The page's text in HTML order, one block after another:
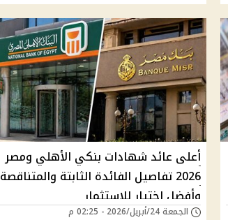
أعلى عائد شهادات بنكي الأهلي ومصر
2026 تفاصيل الفائدة الثابتة والمتناقصة
وأفضل اختيار للاستثمار
الجمعة 24/أبريل/2026 - 02:25 م